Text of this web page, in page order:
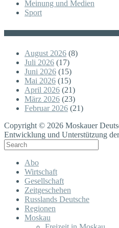
Meinung und Medien
Sport
August 2026 (8)
Juli 2026 (17)
Juni 2026 (15)
Mai 2026 (15)
April 2026 (21)
März 2026 (23)
Februar 2026 (21)
Copyright © 2026 Moskauer
Entwicklung und Unterstützung
Abo
Wirtschaft
Gesellschaft
Zeitgeschehen
Russlands Deutsche
Regionen
Moskau